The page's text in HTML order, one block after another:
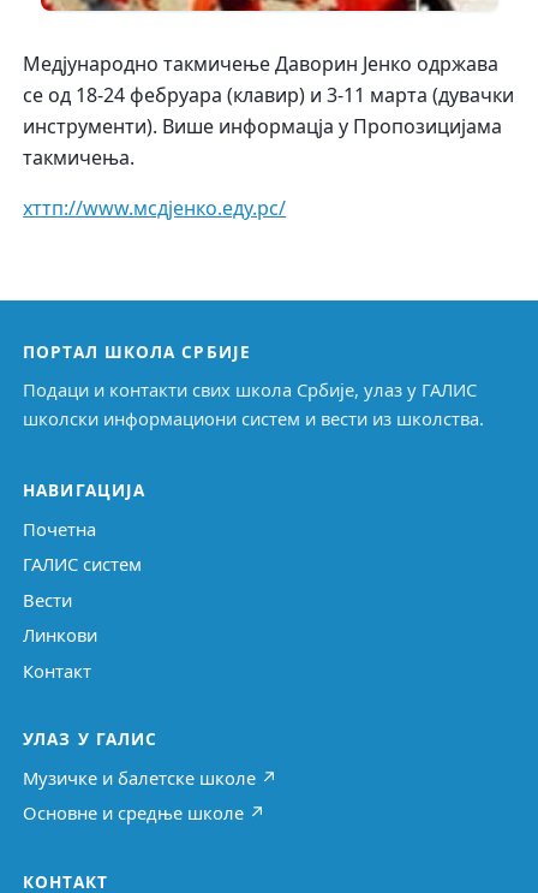
Медјународно такмичење Даворин Јенко одржава
се од 18-24 фебруара (клавир) и 3-11 марта (дувачки
инструменти). Више информацја у Пропозицијама
такмичења.
хттп://www.мсдјенко.еду.рс/
ПОРТАЛ ШКОЛА СРБИЈЕ
Подаци и контакти свих школа Србије, улаз у ГАЛИС
школски информациони систем и вести из школства.
НАВИГАЦИЈА
Почетна
ГАЛИС систем
Вести
Линкови
Контакт
УЛАЗ У ГАЛИС
Музичке и балетске школе ↗
Основне и средње школе ↗
КОНТАКТ